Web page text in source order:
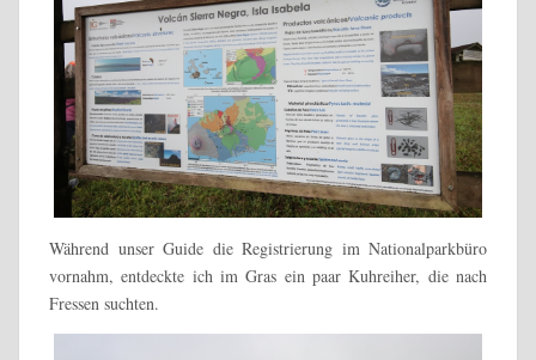
Während unser Guide die Registrierung im Nationalparkbüro
vornahm, entdeckte ich im Gras ein paar Kuhreiher, die nach
Fressen suchten.